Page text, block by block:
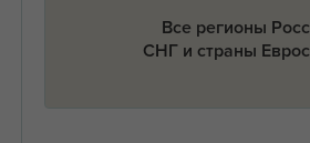
Все регионы
СНГ и страны